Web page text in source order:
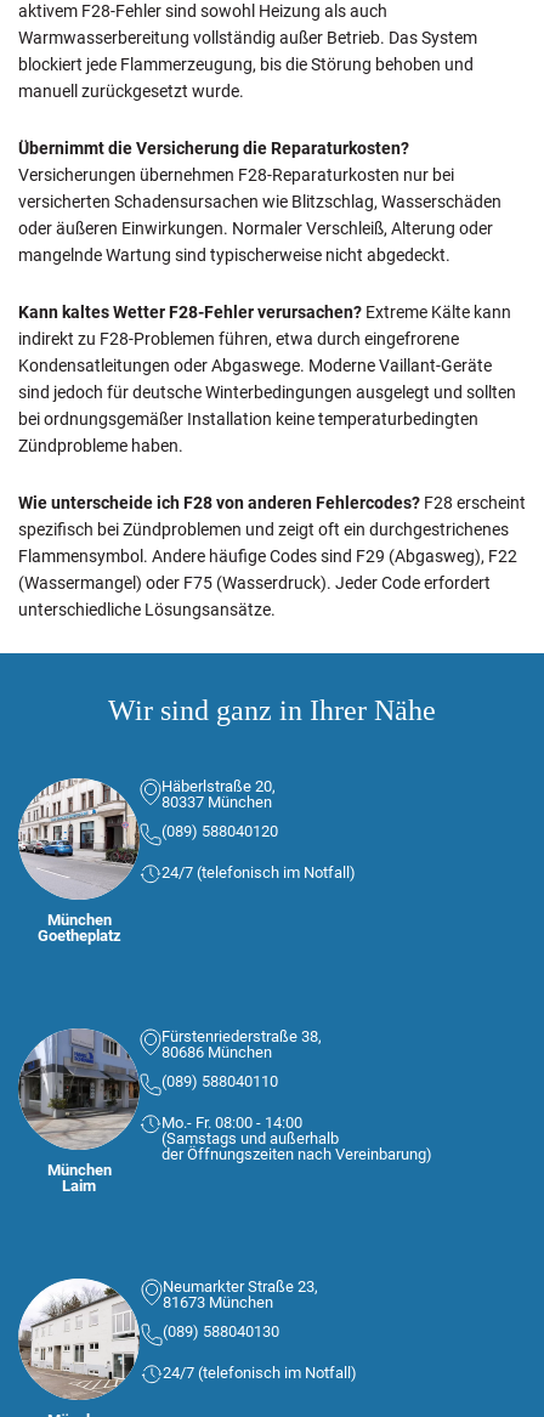
aktivem F28-Fehler sind sowohl Heizung als auch
Warmwasserbereitung vollständig außer Betrieb. Das System
blockiert jede Flammerzeugung, bis die Störung behoben und
manuell zurückgesetzt wurde.
Übernimmt die Versicherung die Reparaturkosten?
Versicherungen übernehmen F28-Reparaturkosten nur bei
versicherten Schadensursachen wie Blitzschlag, Wasserschäden
oder äußeren Einwirkungen. Normaler Verschleiß, Alterung oder
mangelnde Wartung sind typischerweise nicht abgedeckt.
Kann kaltes Wetter F28-Fehler verursachen? Extreme Kälte kann
indirekt zu F28-Problemen führen, etwa durch eingefrorene
Kondensatleitungen oder Abgaswege. Moderne Vaillant-Geräte
sind jedoch für deutsche Winterbedingungen ausgelegt und sollten
bei ordnungsgemäßer Installation keine temperaturbedingten
Zündprobleme haben.
Wie unterscheide ich F28 von anderen Fehlercodes? F28 erscheint
spezifisch bei Zündproblemen und zeigt oft ein durchgestrichenes
Flammensymbol. Andere häufige Codes sind F29 (Abgasweg), F22
(Wassermangel) oder F75 (Wasserdruck). Jeder Code erfordert
unterschiedliche Lösungsansätze.
Wir sind ganz in Ihrer Nähe
München
Goetheplatz
Häberlstraße 20,
80337 München
(089) 588040120
24/7 (telefonisch im Notfall)
München
Laim
Fürstenriederstraße 38,
80686 München
(089) 588040110
Mo.- Fr. 08:00 - 14:00
(Samstags und außerhalb
der Öffnungszeiten nach Vereinbarung)
Neumarkter Straße 23,
81673 München
(089) 588040130
24/7 (telefonisch im Notfall)